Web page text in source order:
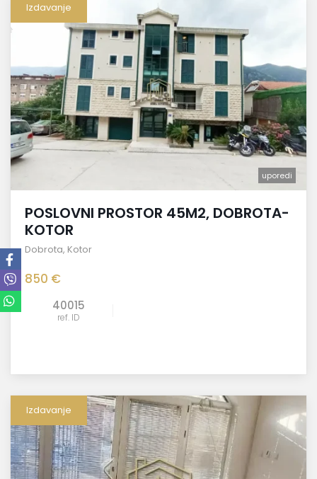
Izdavanje
uporedi
POSLOVNI PROSTOR 45M2, DOBROTA-
KOTOR
Dobrota, Kotor
850 €
40015
ref. ID
Izdavanje